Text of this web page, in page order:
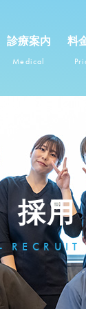
診療案内
Medical
料
採用
RECRUIT